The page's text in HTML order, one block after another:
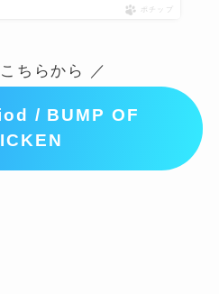
ポチップ
ちらから ／
/ BUMP OF